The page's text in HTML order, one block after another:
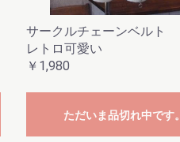
サークルチェーンベルト
レトロ可愛い
￥1,980
ただいま品切れ中です。